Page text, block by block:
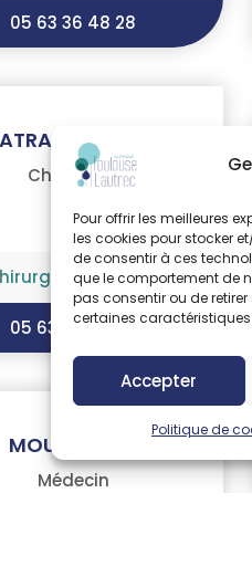
Pour offrir les meilleures
les cookies pour stocker
de consentir à ces
que le comportement de
pas consentir ou de
certaines
Accepter
Politique de
05 63 36 48 28
Lauranne
Chirurgien
vasculaire
05 63 48 46 73
MOURAD ELIE
Médecin